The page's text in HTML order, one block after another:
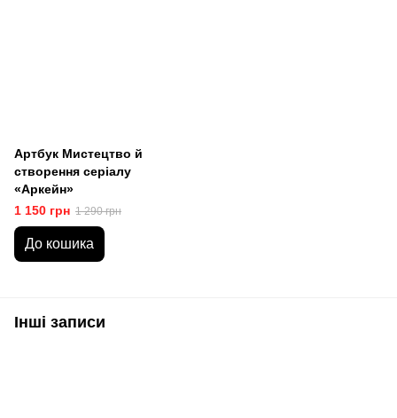
Артбук Мистецтво й
створення серіалу
«Аркейн»
1 150 грн 1 290 грн
До кошика
Інші записи